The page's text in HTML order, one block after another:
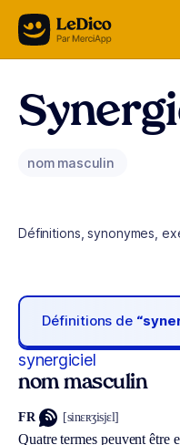
Aller au contenu
nom masculin
Définitions, synonymes,
Définitions de
synergiciel
nom masculin
FR [sinɛʀʒisjɛl]
Quatre termes peuvent être